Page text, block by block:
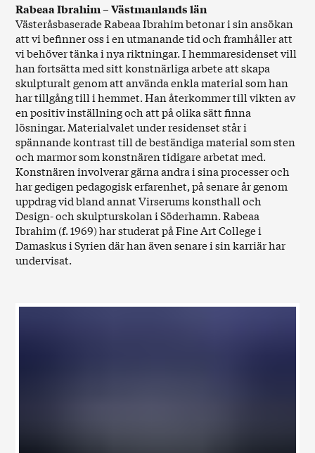
Rabeaa Ibrahim – Västmanlands län
Västeråsbaserade Rabeaa Ibrahim betonar i sin ansökan
att vi befinner oss i en utmanande tid och framhåller att
vi behöver tänka i nya riktningar. I hemmaresidenset vill
han fortsätta med sitt konstnärliga arbete att skapa
skulpturalt genom att använda enkla material som han
har tillgång till i hemmet. Han återkommer till vikten av
en positiv inställning och att på olika sätt finna
lösningar. Materialvalet under residenset står i
spännande kontrast till de beständiga material som sten
och marmor som konstnären tidigare arbetat med.
Konstnären involverar gärna andra i sina processer och
har gedigen pedagogisk erfarenhet, på senare år genom
uppdrag vid bland annat Virserums konsthall och
Design- och skulpturskolan i Söderhamn. Rabeaa
Ibrahim (f. 1969) har studerat på Fine Art College i
Damaskus i Syrien där han även senare i sin karriär har
undervisat.